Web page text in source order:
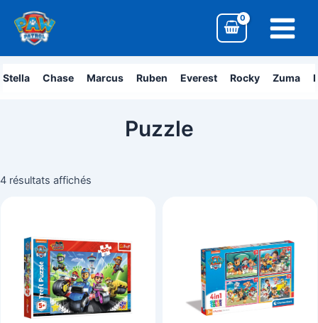
contenu
Menu
Stella Chase Marcus Ruben Everest Rocky Zuma
Puzzle
4 résultats affichés